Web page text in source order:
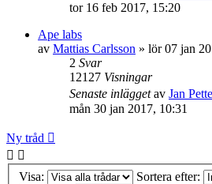
tor 16 feb 2017, 15:20
Ape labs
av Mattias Carlsson » lör 07 jan
2 Svar
12127 Visningar
Senaste inläggetav Jan
mån 30 jan 2017, 10:31
Ny tråd
Visa: Sortera efter: